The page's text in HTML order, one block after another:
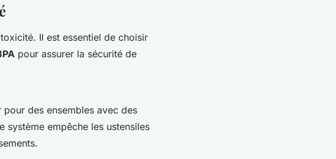
Il est essentiel de choisir
pour assurer la sécurité de
des ensembles avec des
système empêche les ustensiles